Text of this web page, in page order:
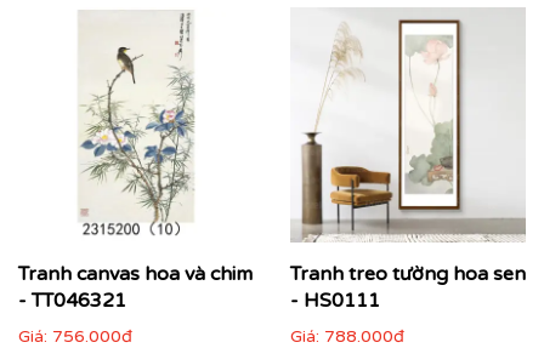
Tranh canvas hoa và chim
- TT046321
Giá: 756.000đ
Tranh treo tường hoa sen
- HS0111
Giá: 788.000đ